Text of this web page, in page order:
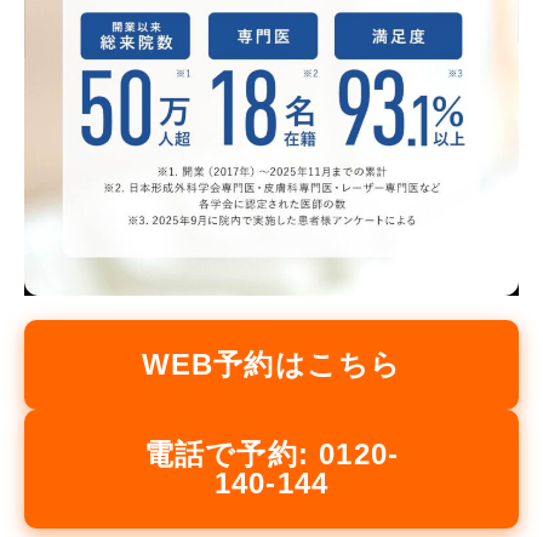
WEB予約はこちら
電話で予約: 0120-
140-144